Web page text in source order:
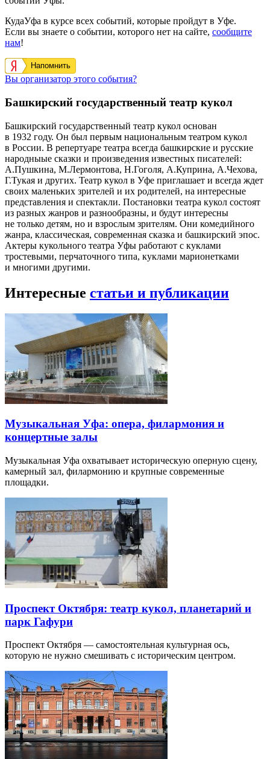
КудаУфа в курсе всех событий, которые пройдут в Уфе.
Если вы знаете о событии, которого нет на сайте, сообщите
нам!
Напомнить
Вы организатор этого события?
Башкирский государственный театр кукол
Башкирский государственный театр кукол основан
в 1932 году. Он был первым национальным театром кукол
в России. В репертуаре театра всегда башкирские и русские
народныые сказки и произведения известных писателей:
А.Пушкина, М.Лермонтова, Н.Гоголя, А.Куприна, А.Чехова,
Г.Тукая и других. Театр кукол в Уфе приглашает и всегда ждет
своих маленьких зрителей и их родителей, на интересные
представления и спектакли. Постановки театра кукол состоят
из разных жанров и разнообразны, и будут интересны
не только детям, но и взрослым зрителям. Они комедийного
жанра, классическая, современная сказка и башкирский эпос.
Актеры кукольного театра Уфы работают с куклами
тростевыми, перчаточного типа, куклами марионетками
и многими другими.
Интересные статьи и публикации
Музыкальная Уфа: опера, филармония и
концертные залы
Музыкальная Уфа охватывает историческую оперную сцену,
камерный зал, филармонию и крупные современные
площадки.
Проспект Октября: театр кукол, планетарий и
парк Гафури
Проспект Октября — самостоятельная культурная ось,
которую не нужно смешивать с историческим центром.